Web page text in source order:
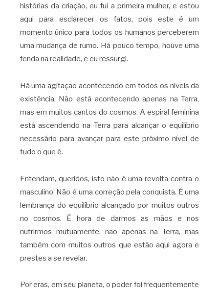
histórias da criação, eu fui a primeira mulher, e estou
aqui para esclarecer os fatos, pois este é um
momento único para todos os humanos perceberem
uma mudança de rumo. Há pouco tempo, houve uma
fenda na realidade, e eu ressurgi.
Há uma agitação acontecendo em todos os níveis da
existência. Não está acontecendo apenas na Terra,
mas em muitos cantos do cosmos. A espiral feminina
está ascendendo na Terra para alcançar o equilíbrio
necessário para avançar para este próximo nível de
tudo o que é.
Entendam, queridos, isto não é uma revolta contra o
masculino. Não é uma correção pela conquista. É uma
lembrança do equilíbrio alcançado por muitos outros
no cosmos. É hora de darmos as mãos e nos
nutrirmos mutuamente, não apenas na Terra, mas
também com muitos outros que estão aqui agora e
prestes a se revelar.
Por eras, em seu planeta, o poder foi frequentemente